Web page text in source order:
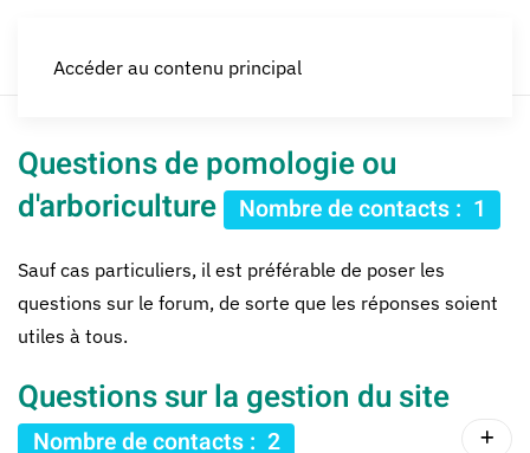
Accéder au contenu principal
Questions de pomologie ou
d'arboriculture
Nombre de contacts : 1
Sauf cas particuliers, il est préférable de poser les
questions sur le forum, de sorte que les réponses soient
utiles à tous.
Questions sur la gestion du site
Nombre de contacts : 2